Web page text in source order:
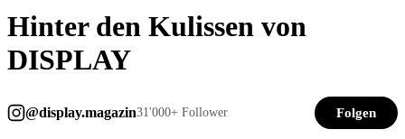
Hinter den Kulissen von
DISPLAY
@display.magazin31'000+ Follower Folgen